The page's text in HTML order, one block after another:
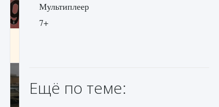
Мультиплеер
7+
Ещё по теме: